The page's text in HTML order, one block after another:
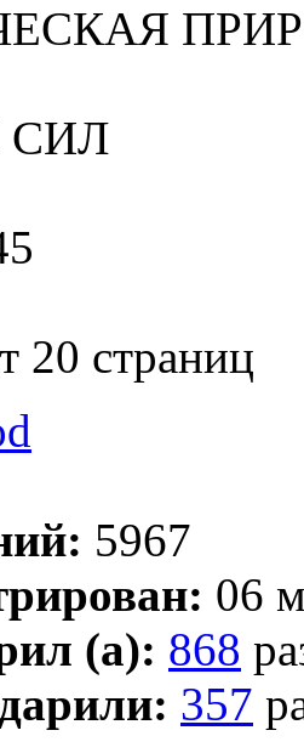
СИЛ
20 страниц
5967
06
(а): 868
357